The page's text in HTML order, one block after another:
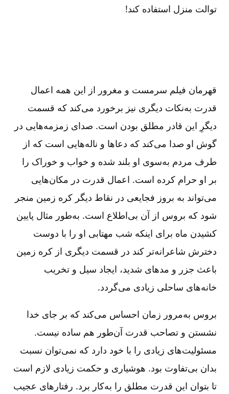
توالت منزل استفاده کند!
قهرمان فیلم سرمست و مغرور از این همه اعمال
قدرت به‌نکات دیگری نیز برخورد می‌کند که قسمت
دیگرِ این قادر مطلق بودن است. صدای زمزمه‌هایی در
گوش او صدا می‌کند که دعاها و ناله‌هایی است که از
طرف مردم به‌سوی او بلند شده و خواب و خوراک را
بر او حرام کرده است. اعمال قدرت در مکان‌هایی
می‌تواند به بروز فجایعی در نقاط دیگر کره زمین منجر
شود که بروس از آن بی‌اطلاع است. به‌طور مثال پایین
کشیدن ماه برای اینکه شب مهتابی او را با دوست
دخترش شاعرانه‌تر کند در قسمت دیگری از کره زمین
باعث جزر و مدهای شدید، ایجاد سیل و تخریب
خانه‌های ساحلی زیادی می‌گردد.
بروس به‌مرور زمان احساس می‌کند که بر جای خدا
نشستن و تصاحب قدرت آن‌طور هم ساده نیست.
مسئولیت‌های زیادی را با خود دارد که نمی‌توان نسبت
بدان بی‌تفاوت بود. هوشیاری و حکمت زیادی لازم است
تا بتوان این قدرت مطلق را به‌کار برد. رفتارهای عجیب